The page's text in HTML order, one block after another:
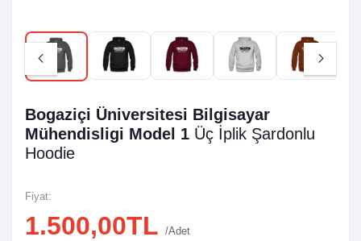
Bogaziçi Üniversitesi Bilgisayar
Mühendisligi Model 1 Üç İplik Şardonlu
Hoodie
Fiyat:
1.500,00TL /Adet